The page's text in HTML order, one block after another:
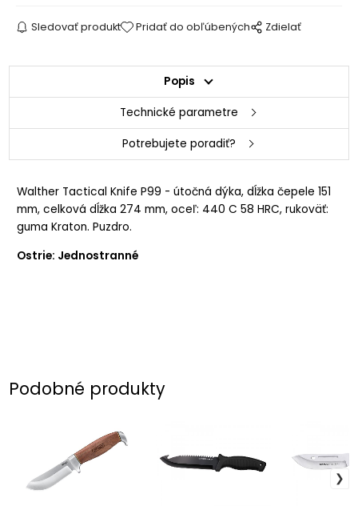
Sledovať produkt Pridať do obľúbených Zdielať
Popis
Technické parametre
Potrebujete poradiť?
Walther Tactical Knife P99 - útočná dýka, dĺžka čepele 151
mm, celková dĺžka 274 mm, oceľ: 440 C 58 HRC, rukoväť:
guma Kraton. Puzdro.
Ostrie: Jednostranné
Podobné produkty